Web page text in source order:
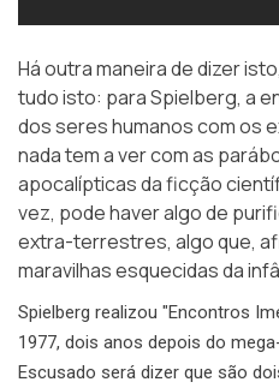
Há outra maneira de dizer
tudo isto: para Spielberg, a
dos seres humanos com os
nada tem a ver com as
apocalípticas da ficção
vez, pode haver algo de
extra-terrestres, algo que,
maravilhas esquecidas da
Spielberg realizou "Encontros
1977, dois anos depois do
Escusado será dizer que são